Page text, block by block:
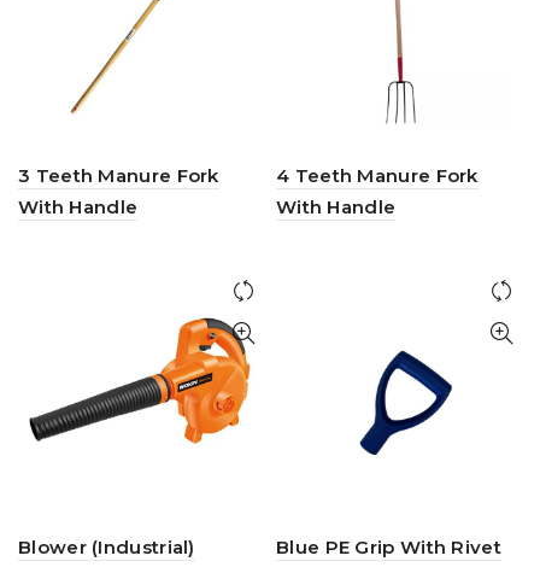
3 Teeth Manure Fork
With Handle
4 Teeth Manure Fork
With Handle
Blower (Industrial) Blue PE Grip With Rivet